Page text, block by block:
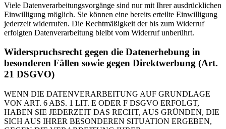
Viele Datenverarbeitungsvorgänge sind nur mit Ihrer ausdrücklichen
Einwilligung möglich. Sie können eine bereits erteilte Einwilligung
jederzeit widerrufen. Die Rechtmäßigkeit der bis zum Widerruf
erfolgten Datenverarbeitung bleibt vom Widerruf unberührt.
Widerspruchsrecht gegen die Datenerhebung in
besonderen Fällen sowie gegen Direktwerbung (Art.
21 DSGVO)
WENN DIE DATENVERARBEITUNG AUF GRUNDLAGE
VON ART. 6 ABS. 1 LIT. E ODER F DSGVO ERFOLGT,
HABEN SIE JEDERZEIT DAS RECHT, AUS GRÜNDEN, DIE
SICH AUS IHRER BESONDEREN SITUATION ERGEBEN,